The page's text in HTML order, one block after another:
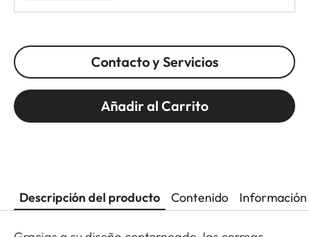
Contacto y Servicios
Añadir al Carrito
Descripción del producto Contenido